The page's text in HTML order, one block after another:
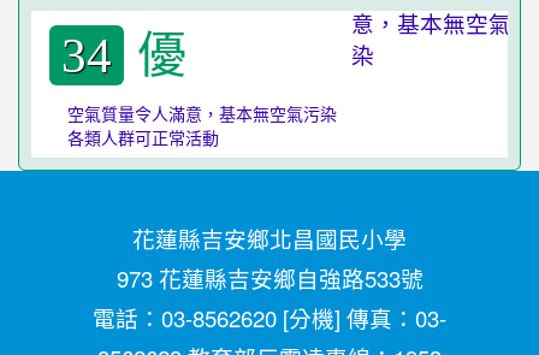
34 優
空氣質量令人滿意，基本無空氣污染
各類人群可正常活動
花蓮縣吉安鄉北昌國民小學
973 花蓮縣吉安鄉自強路533號
電話：03-8562620 [分機] 傳真：03-